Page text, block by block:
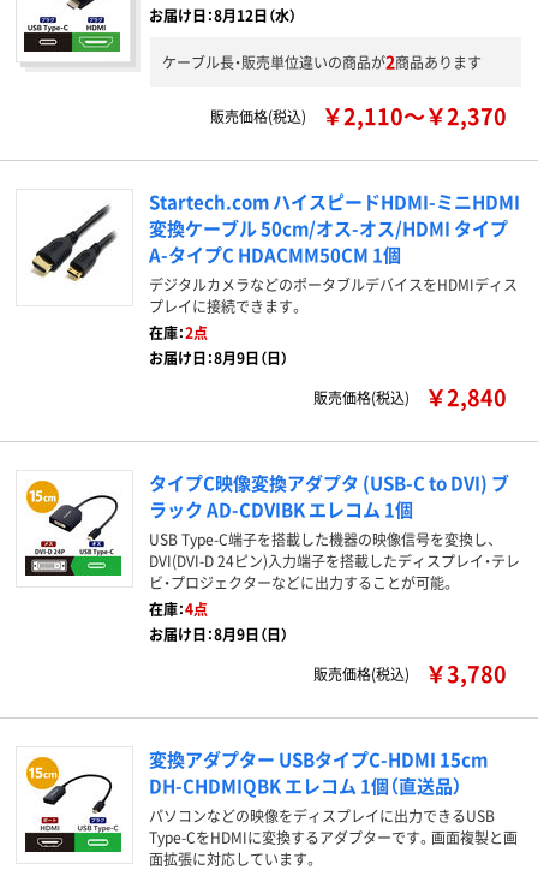
お届け日：8月12日（水）
ケーブル長・販売単位違いの商品が2商品あります
販売価格(税込) ￥2,110～￥2,370
Startech.com ハイスピードHDMI-ミニHDMI
変換ケーブル 50cm/オス-オス/HDMI タイプ
A-タイプC HDACMM50CM 1個
デジタルカメラなどのポータブルデバイスをHDMIディス
プレイに接続できます。
在庫：2点
お届け日：8月9日（日）
販売価格(税込)
￥2,840
タイプC映像変換アダプタ (USB-C to DVI) ブ
ラック AD-CDVIBK エレコム 1個
USB Type-C端子を搭載した機器の映像信号を変換し、
DVI(DVI-D 24ピン)入力端子を搭載したディスプレイ・テレ
ビ・プロジェクターなどに出力することが可能。
在庫：4点
お届け日：8月9日（日）
販売価格(税込)
￥3,780
変換アダプター USBタイプC-HDMI 15cm
DH-CHDMIQBK エレコム 1個（直送品）
パソコンなどの映像をディスプレイに出力できるUSB
Type-CをHDMIに変換するアダプターです。画面複製と画
面拡張に対応しています。